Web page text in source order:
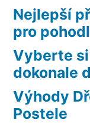
Nejlepší
pro
Vyberte
dokonale
Výhody
Postele